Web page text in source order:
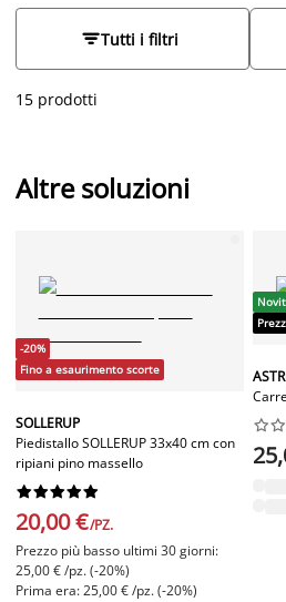
realizzati con materiali di alta
pratiche e di design per ogni
Tutti i filtri
15 prodotti
Altre soluzioni
-20%
Fino a esaurimento scorte
SOLLERUP
Piedistallo SOLLERUP 33x40 cm con
ripiani pino massello






20,00 €/PZ.
Prezzo più basso ultimi 30 giorni:
25,00 € /pz. (-20%)
Prima era: 25,00 € /pz. (-20%)


